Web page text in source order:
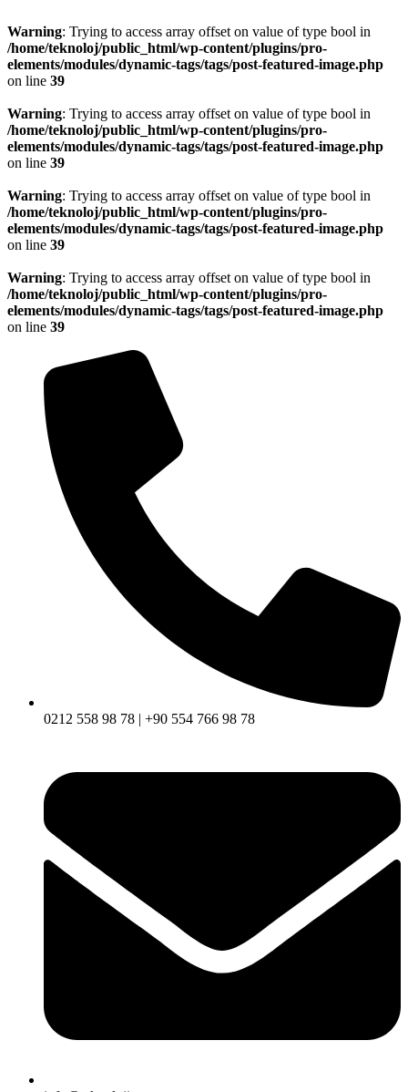
Warning: Trying to access array offset on value of type bool in
/home/teknoloj/public_html/wp-content/plugins/pro-
elements/modules/dynamic-tags/tags/post-featured-image.php
on line 39
Warning: Trying to access array offset on value of type bool in
/home/teknoloj/public_html/wp-content/plugins/pro-
elements/modules/dynamic-tags/tags/post-featured-image.php
on line 39
Warning: Trying to access array offset on value of type bool in
/home/teknoloj/public_html/wp-content/plugins/pro-
elements/modules/dynamic-tags/tags/post-featured-image.php
on line 39
Warning: Trying to access array offset on value of type bool in
/home/teknoloj/public_html/wp-content/plugins/pro-
elements/modules/dynamic-tags/tags/post-featured-image.php
on line 39
0212 558 98 78 | +90 554 766 98 78